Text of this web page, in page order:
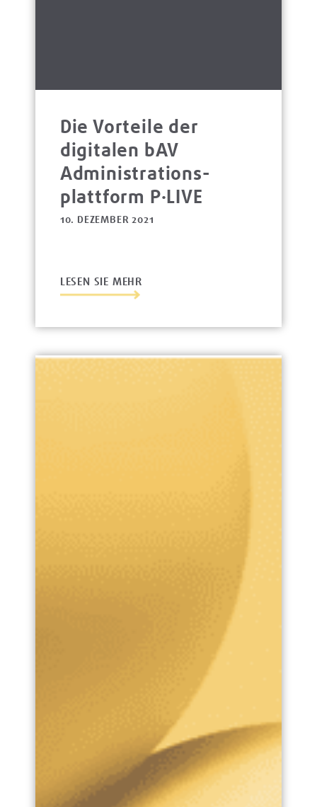
Die Vorteile der
digitalen bAV
Administrations­
platt­form P·LIVE
10. DEZEMBER 2021
LESEN SIE MEHR